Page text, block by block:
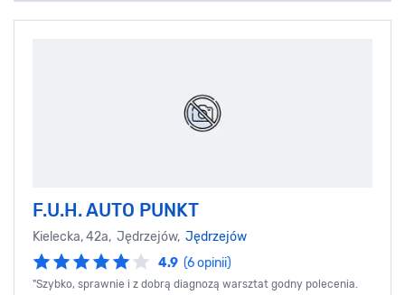
F.U.H. AUTO PUNKT
Kielecka, 42a, Jędrzejów, Jędrzejów
4.9 (6 opinii)
"Szybko, sprawnie i z dobrą diagnozą warsztat godny polecenia.